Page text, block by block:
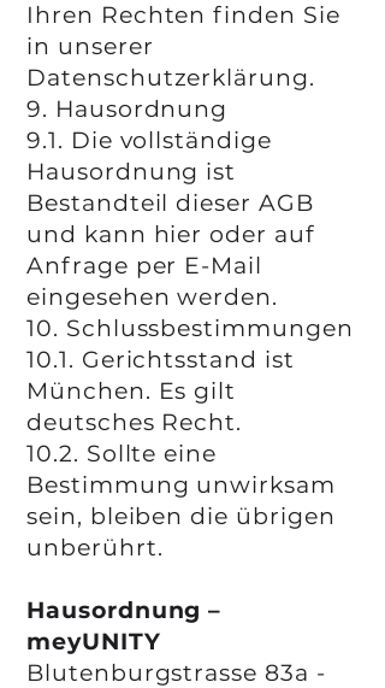
Ihren Rechten finden Sie
in unserer
Datenschutzerklärung.
9. Hausordnung
9.1. Die vollständige
Hausordnung ist
Bestandteil dieser AGB
und kann hier oder auf
Anfrage per E-Mail
eingesehen werden.
10. Schlussbestimmungen
10.1. Gerichtsstand ist
München. Es gilt
deutsches Recht.
10.2. Sollte eine
Bestimmung unwirksam
sein, bleiben die übrigen
unberührt.
Hausordnung –
meyUNITY
Blutenburgstrasse 83a -